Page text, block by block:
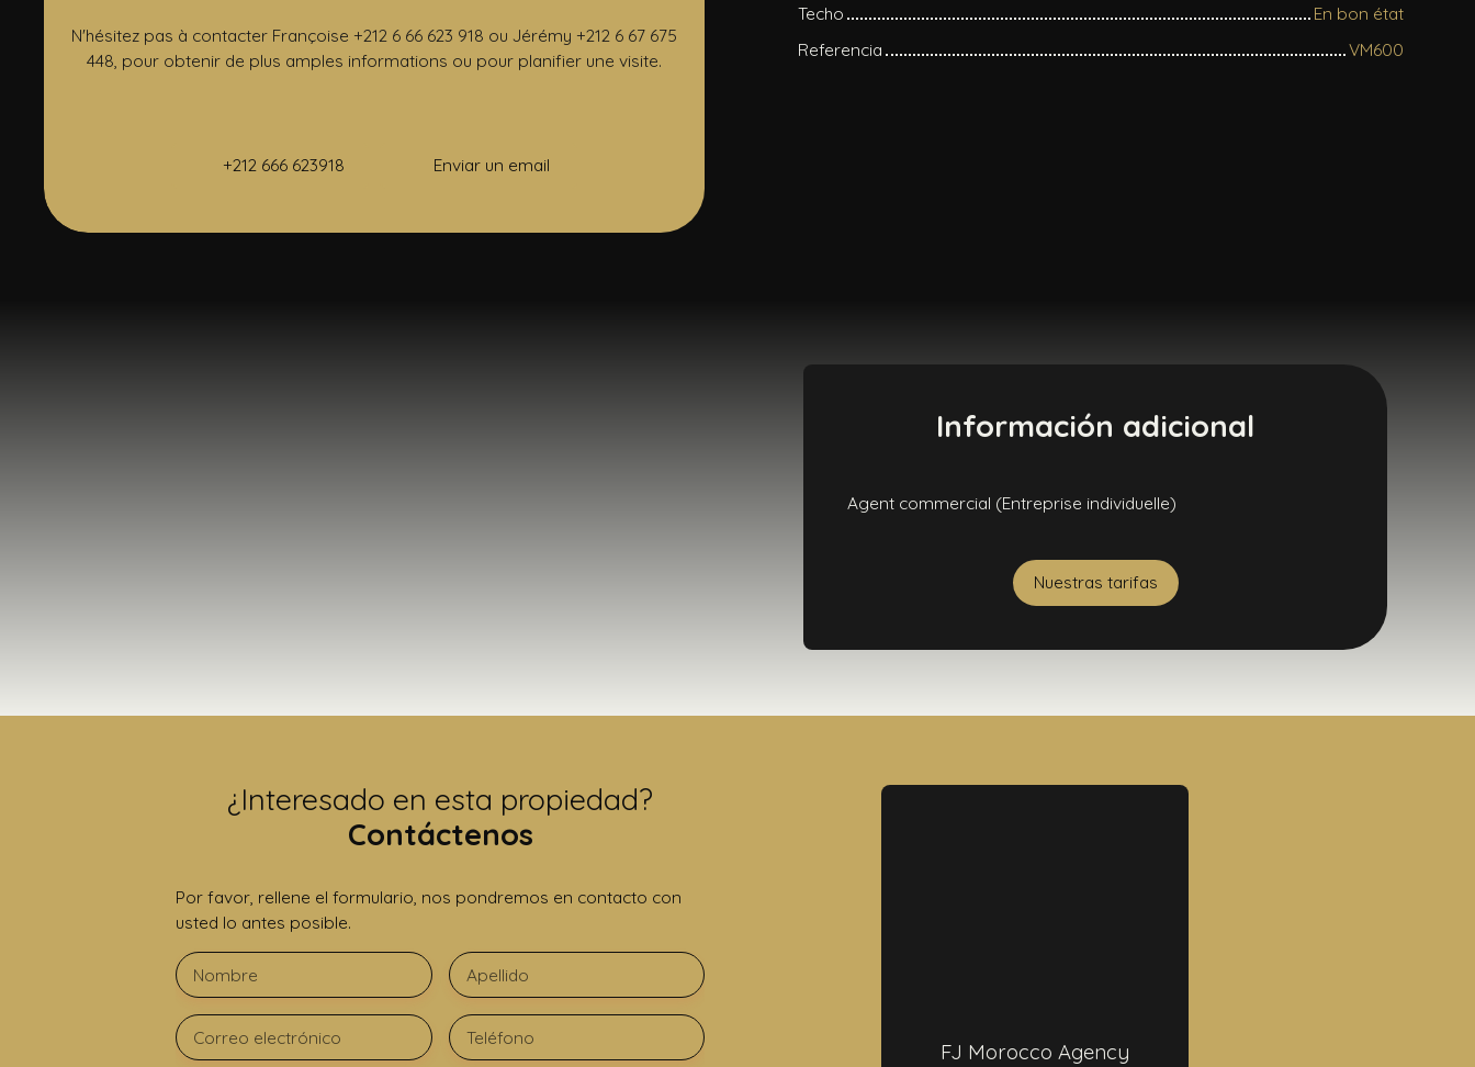
N'hésitez pas à contacter Françoise +212 6 66 623 918 ou Jérémy +212 6 67 675
448, pour obtenir de plus amples informations ou pour planifier une visite.
+212 666 623918 Enviar un email
Techo
En bon état
Referencia
VM600
Información adicional
Agent commercial (Entreprise individuelle)
Nuestras tarifas
¿Interesado en esta propiedad?
Contáctenos
Por favor, rellene el formulario, nos pondremos en contacto con
usted lo antes posible.
Nombre Apellido
Correo electrónico Teléfono
FJ Morocco Agency